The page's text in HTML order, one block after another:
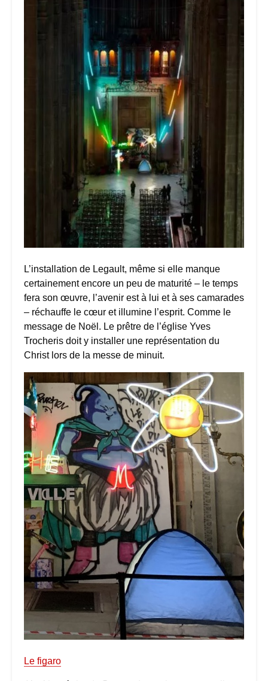
L’installation de Legault, même si elle manque
certainement encore un peu de maturité – le temps
fera son œuvre, l’avenir est à lui et à ses camarades
– réchauffe le cœur et illumine l’esprit. Comme le
message de Noël. Le prêtre de l’église Yves
Trocheris doit y installer une représentation du
Christ lors de la messe de minuit.
Le figaro